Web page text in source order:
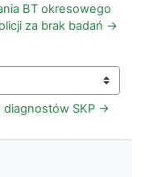
BT okresowego
za brak badań →
diagnostów SKP →